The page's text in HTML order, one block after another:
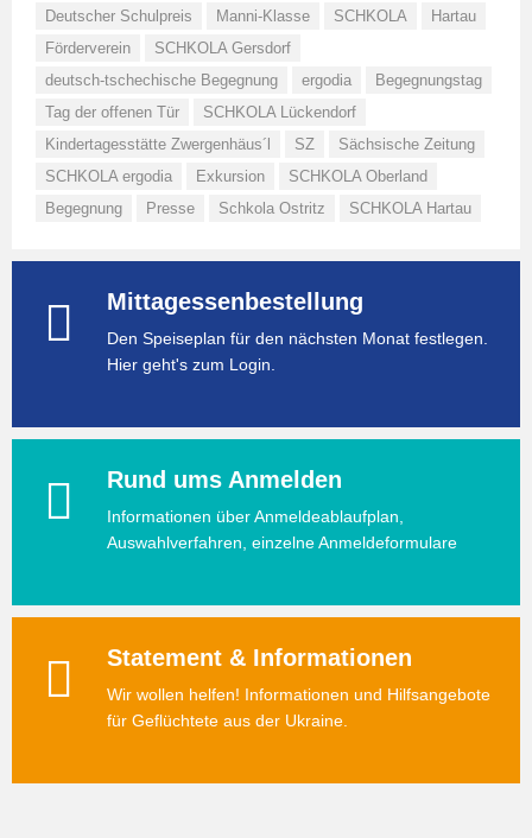
Deutscher Schulpreis
Manni-Klasse SCHKOLA
Hartau
Förderverein
SCHKOLA Gersdorf
deutsch-tschechische Begegnung
ergodia
Begegnungstag
Tag der offenen Tür
SCHKOLA Lückendorf
Kindertagesstätte Zwergenhäus´l
SZ
Sächsische Zeitung
SCHKOLA ergodia
Exkursion
SCHKOLA Oberland
Begegnung
Presse Schkola Ostritz SCHKOLA Hartau
Mittagessenbestellung
Den Speiseplan für den nächsten Monat festlegen.
Hier geht's zum Login.
Rund ums Anmelden
Informationen über Anmeldeablaufplan,
Auswahlverfahren, einzelne Anmeldeformulare
Statement & Informationen
Wir wollen helfen! Informationen und Hilfsangebote
für Geflüchtete aus der Ukraine.